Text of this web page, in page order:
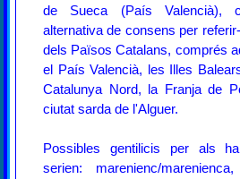
de Sueca (País Valencià),
alternativa de consens per
dels Països Catalans, comprés
el País Valencià, les Illes
Catalunya Nord, la Franja de
ciutat sarda de l'Alguer.
Possibles gentilicis per als
serien: marenienc/